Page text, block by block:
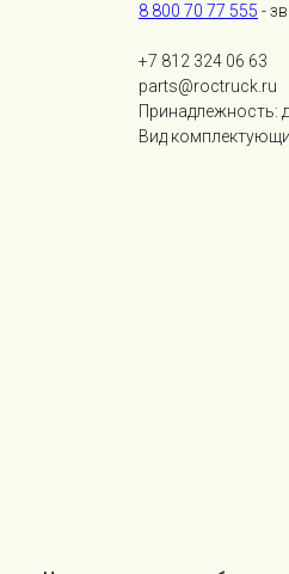
8 800 70 77 555 -
+7 812 324 06 63
parts@roctruck.ru
Принадлежность:
Вид